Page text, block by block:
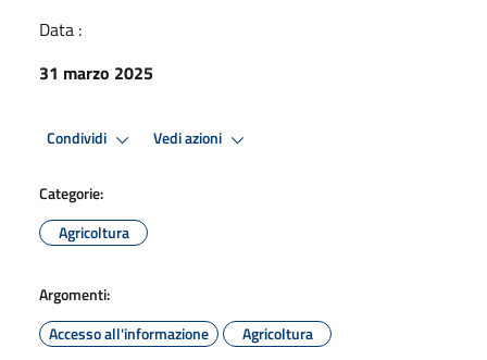
Data :
31 marzo 2025
Condividi Vedi azioni
Categorie:
Agricoltura
Argomenti:
Accesso all'informazione
Agricoltura